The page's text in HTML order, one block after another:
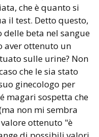
che è quanto si
il test. Detto questo,
beta nel sangue
aver ottenuto un
sulle urine? Non
che le sia stato
ginecologo per
magari sospetta che
non mi sembra
ottenuto "è